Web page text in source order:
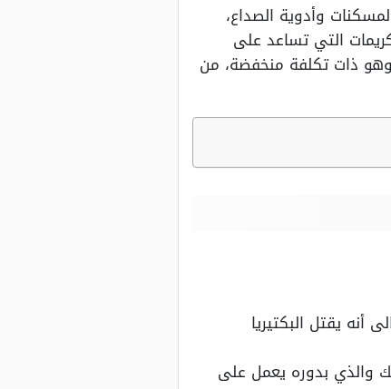
وأدوية الصداع،
التي تساعد على
ذات تكلفة منخفضة، من
يقتل البكتيريا
والذي بدوره يعمل على